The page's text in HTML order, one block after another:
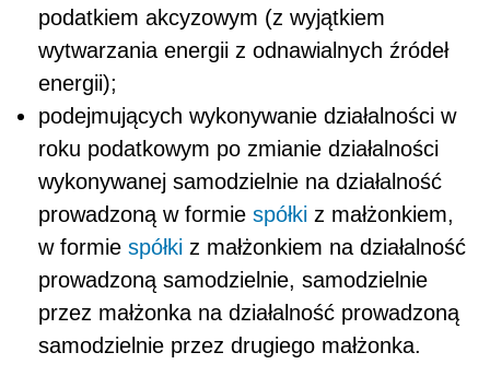
podatkiem akcyzowym (z wyjątkiem
wytwarzania energii z odnawialnych źródeł
energii);
podejmujących wykonywanie działalności w
roku podatkowym po zmianie działalności
wykonywanej samodzielnie na działalność
prowadzoną w formie spółki z małżonkiem,
w formie spółki z małżonkiem na działalność
prowadzoną samodzielnie, samodzielnie
przez małżonka na działalność prowadzoną
samodzielnie przez drugiego małżonka.